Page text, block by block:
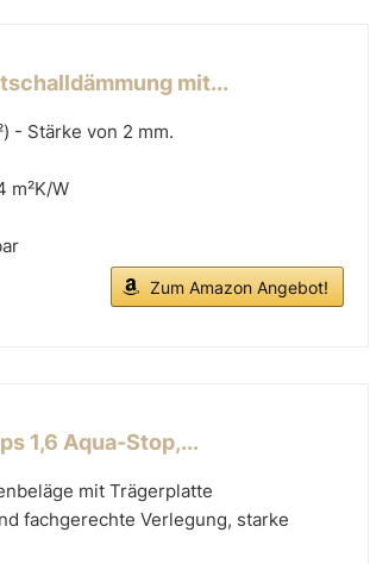
mit...
- Stärke von 2 mm.
m²K/W
Zum Amazon Angebot!
1,6 Aqua-Stop,...
mit Trägerplatte
fachgerechte Verlegung, starke